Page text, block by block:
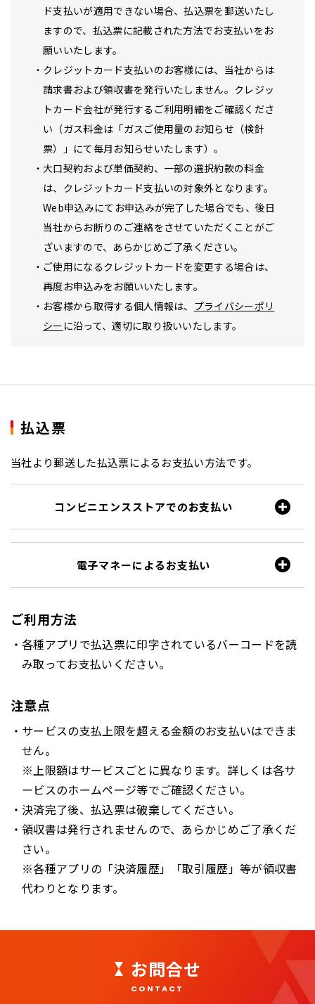
ド支払いが適用できない場合、払込票を郵送いたし
ますので、払込票に記載された方法でお支払いをお
願いいたします。
クレジットカード支払いのお客様には、当社からは
請求書および領収書を発行いたしません。クレジッ
トカード会社が発行するご利用明細をご確認くださ
い（ガス料金は「ガスご使用量のお知らせ（検針
票）」にて毎月お知らせいたします）。
大口契約および単価契約、一部の選択約款の料金
は、クレジットカード支払いの対象外となります。
Web申込みにてお申込みが完了した場合でも、後日
当社からお断りのご連絡をさせていただくことがご
ざいますので、あらかじめご了承ください。
ご使用になるクレジットカードを変更する場合は、
再度お申込みをお願いいたします。
お客様から取得する個人情報は、 プライバシーポリ
シー に沿って、適切に取り扱いいたします。
払込票
当社より郵送した払込票によるお支払い方法です。
コンビニエンスストアでのお支払い
電子マネーによるお支払い
ご利用方法
各種アプリで払込票に印字されているバーコードを読
み取ってお支払いください。
注意点
サービスの支払上限を超える金額のお支払いはできま
せん。
※上限額はサービスごとに異なります。詳しくは各サ
ービスのホームページ等でご確認ください。
決済完了後、払込票は破棄してください。
領収書は発行されませんので、あらかじめご了承くだ
さい。
※各種アプリの「決済履歴」「取引履歴」等が領収書
代わりとなります。
お問合せ
CONTACT